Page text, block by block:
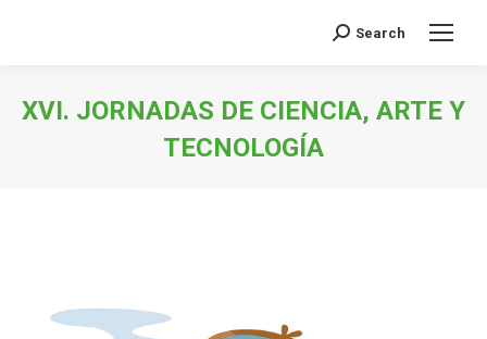
Buscar:
Search
XVI. JORNADAS DE CIENCIA, ARTE Y
TECNOLOGÍA